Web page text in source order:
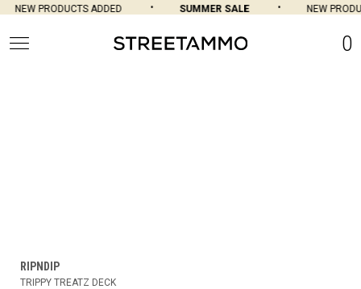
NEW PRODUCTS ADDED SUMMER SALE NEW
0
RIPNDIP
TRIPPY TREATZ DECK